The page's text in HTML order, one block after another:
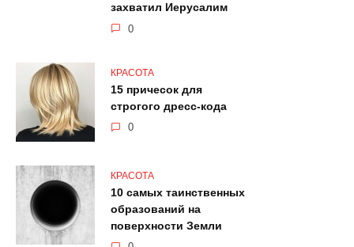
захватил Иерусалим
0
КРАСОТА
15 причесок для
строгого дресс-кода
0
КРАСОТА
10 самых таинственных
образований на
поверхности Земли